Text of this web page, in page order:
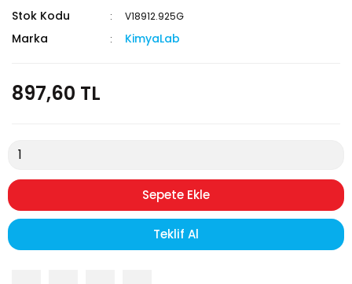
Stok Kodu
V18912.925G
Marka KimyaLab
897,60 TL
Sepete Ekle
Teklif Al